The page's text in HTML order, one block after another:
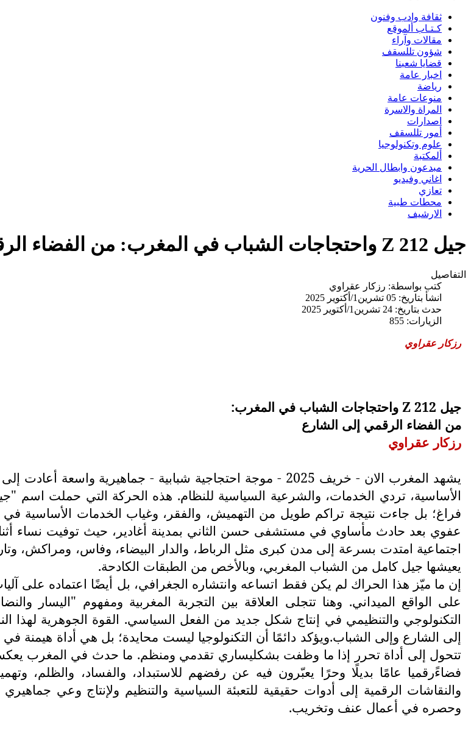
ثقافة وادب وفنون
كـتـاب ألموقع
مقالات وآراء
شؤون تللسقف
قضايا شعبنا
اخبار عامة
رياضة
منوعات عامة
المراة والاسرة
اصدارات
أمور تللسقف
علوم وتكنولوجيا
ألمكتبة
مبدعون وابطال الحرية
اغاني وفيديو
تعازي
محطات طبية
الارشيف
جيل Z 212 واحتجاجات الشباب في المغرب: من الفضاء الرقمي إلى الشارع// رزكار عقراوي
التفاصيل
كتب بواسطة: رزكار عقراوي
انشأ بتاريخ: 05 تشرين1/أكتوير 2025
حدث بتاريخ: 24 تشرين1/أكتوير 2025
الزيارات: 855
رزكار عقراوي
جيل Z 212واحتجاجات الشباب في المغرب:
من الفضاء الرقمي إلى الشارع
رزكار عقراوي
يشهد المغرب الان - خريف 2025 - موجة احتجاجية شبابية -
الأساسية، تردي الخدمات، والشرعية السياسية للنظام. هذه الحركة التي حملت اسم
فراغ؛ بل جاءت نتيجة تراكم طويل من التهميش، والفقر، وغياب الخدمات الأساسية في
عفوي بعد حادث مأساوي في مستشفى حسن الثاني بمدينة أغادير، حيث توفيت نساء
اجتماعية امتدت بسرعة إلى مدن كبرى مثل الرباط، والدار البيضاء، وفاس، ومراكش،
يعيشها جيل كامل من الشباب المغربي، وبالأخص من الطبقات الكادحة.
إن ما ميّز هذا الحراك لم يكن فقط اتساعه وانتشاره الجغرافي، بل أيضًا اعتماده على
على الواقع الميداني. وهنا تتجلى العلاقة بين التجربة المغربية ومفهوم "اليسار
التكنولوجي والتنظيمي في إنتاج شكل جديد من الفعل السياسي. القوة الجوهرية لهذا
إلى الشارع وإلى الشباب.ويؤكد دائمًا أن التكنولوجيا ليست محايدة؛ بل هي أداة هيمنة في
تتحول إلى أداة تحرر إذا ما وظفت بشكليساري تقدمي ومنظم. ما حدث في المغرب
فضاءًرقميا عامًا بديلًا وحرًا يعبّرون فيه عن رفضهم للاستبداد، والفساد، والظلم،
والنقاشات الرقمية إلى أدوات حقيقية للتعبئة السياسية والتنظيم ولإنتاج وعي
وحصره في أعمال عنف وتخريب.